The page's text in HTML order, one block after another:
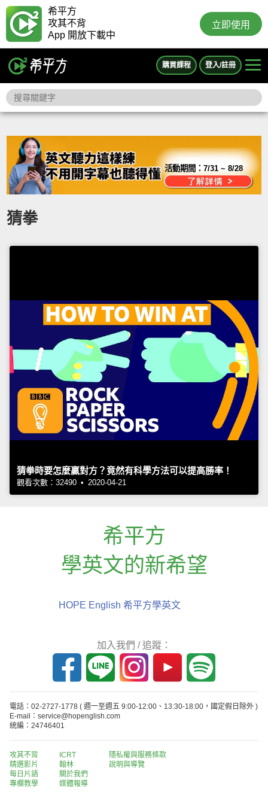
希平方
攻其不背
App 開放下載中
立即使用
購買課程 登入/註冊
活動期間：7/31 ~ 8/28
猜拳
猜拳時要怎麼贏對方？竟然有科學方法可以提高勝率！
觀看次數：32490 • 2020-04-21
希平方
學英文的新希望
HOPE English 希平方學英文
加入我們 / 追蹤：
電話：02-2727-1778 ( 週一至週五 9:00-12:00、13:30-18:00，國定假日除外 )
E-mail：service@hopenglish.com
統編：24746401
攻其不背
精選影片
每日片語
專欄教學
ICRT
翰林
關於我們
媒體報導
隱私權與服務條款
說明與導覽